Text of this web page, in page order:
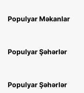
Populyar Məkanlar
Populyar Şəhərlər
Populyar Şəhərlər